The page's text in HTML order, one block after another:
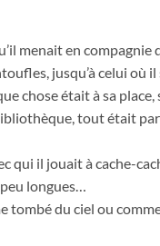
menait en compagnie
jusqu’à celui où
chose était à sa place,
tout était
qui il jouait à cache-
longues…
du ciel ou